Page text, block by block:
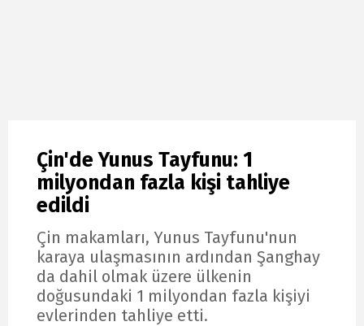
Çin'de Yunus Tayfunu: 1
milyondan fazla kişi tahliye
edildi
Çin makamları, Yunus Tayfunu'nun
karaya ulaşmasının ardından Şanghay
da dahil olmak üzere ülkenin
doğusundaki 1 milyondan fazla kişiyi
evlerinden tahliye etti.